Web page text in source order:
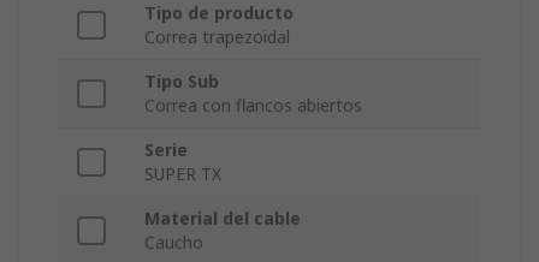
Tipo de producto
Correa trapezoidal
Tipo Sub
Correa con flancos abiertos
Serie
SUPER TX
Material del cable
Caucho